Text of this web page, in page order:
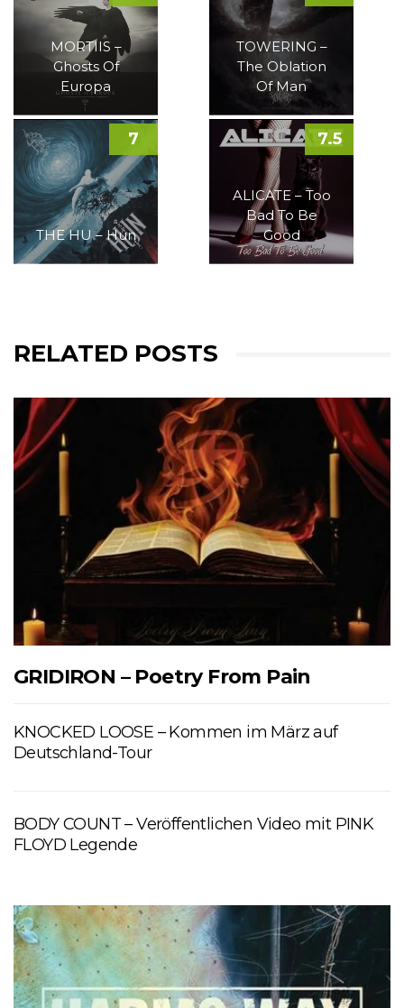
MORTIIS –
Ghosts Of
Europa
TOWERING –
The Oblation
Of Man
THE HU – Hun
7
ALICATE – Too
Bad To Be
Good
7.5
RELATED POSTS
GRIDIRON – Poetry From Pain
KNOCKED LOOSE – Kommen im März auf
Deutschland-Tour
BODY COUNT – Veröffentlichen Video mit PINK
FLOYD Legende